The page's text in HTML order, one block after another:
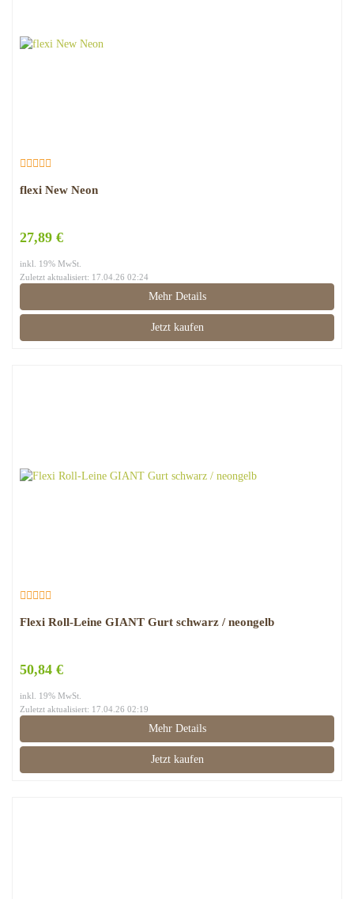
flexi New Neon
27,89 €
inkl. 19% MwSt.
Zuletzt aktualisiert: 17.04.26 02:24
Mehr Details
Jetzt kaufen
Flexi Roll-Leine GIANT Gurt schwarz / neongelb
50,84 €
inkl. 19% MwSt.
Zuletzt aktualisiert: 17.04.26 02:19
Mehr Details
Jetzt kaufen